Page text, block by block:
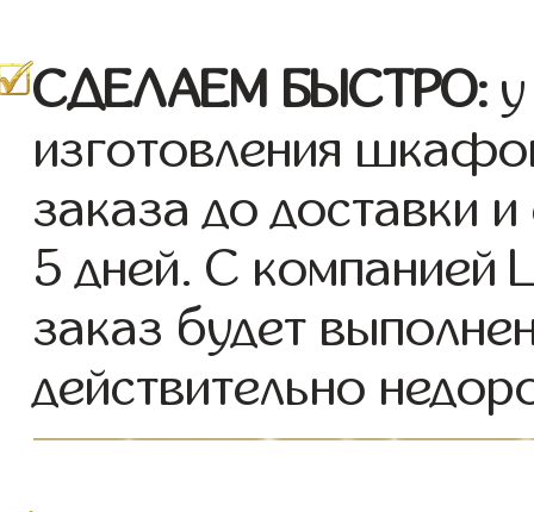
СДЕЛАЕМ БЫСТРО:
изготовления
заказа до доставки
5 дней. С
заказ будет
действительно